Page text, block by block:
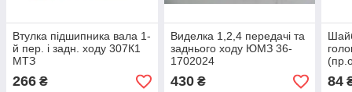
Втулка підшипника вала 1-
й пер. і задн. ходу 307К1
МТЗ
266 ₴
Виделка 1,2,4 передачі та
заднього ходу ЮМЗ 36-
1702024
430₴ 84